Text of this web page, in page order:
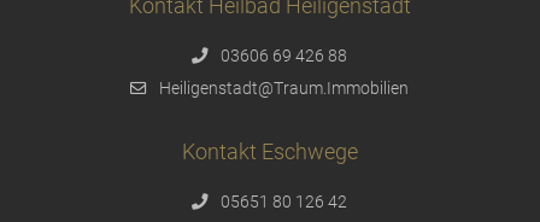
Kontakt Heilbad Heiligenstadt
03606 69 426 88
Heiligenstadt@Traum.Immobilien
Kontakt Eschwege
05651 80 126 42